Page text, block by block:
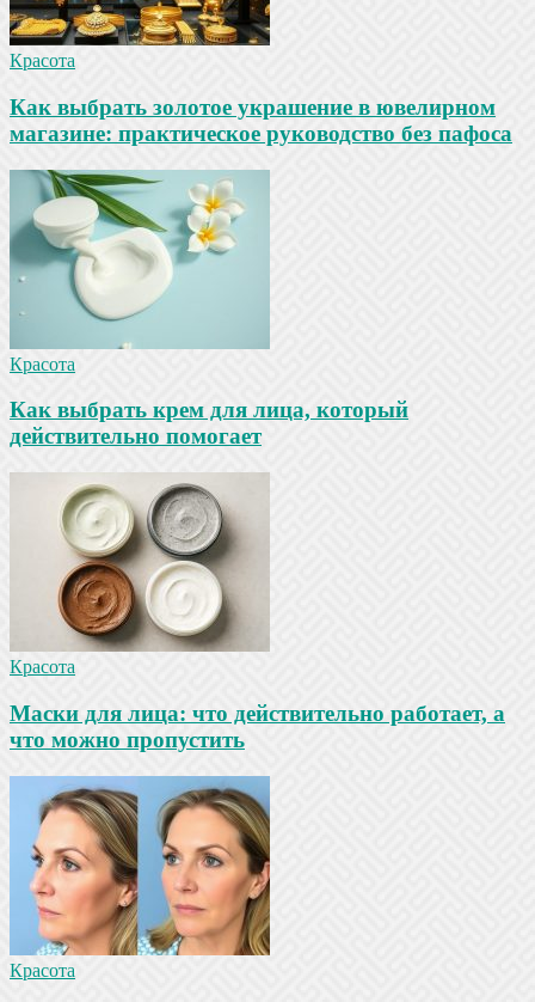
Красота
Как выбрать золотое украшение в ювелирном
магазине: практическое руководство без пафоса
Красота
Как выбрать крем для лица, который
действительно помогает
Красота
Маски для лица: что действительно работает, а
что можно пропустить
Красота